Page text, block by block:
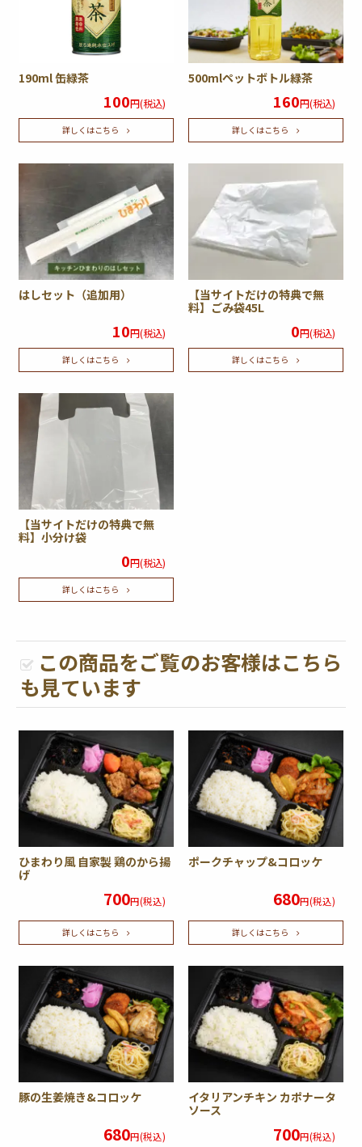
190ml 缶緑茶
100円(税込)
詳しくはこちら
500mlペットボトル緑茶
160円(税込)
詳しくはこちら
はしセット（追加用）
10円(税込)
詳しくはこちら
【当サイトだけの特典で無
料】ごみ袋45L
0円(税込)
詳しくはこちら
【当サイトだけの特典で無
料】小分け袋
0円(税込)
詳しくはこちら
この商品をご覧のお客様はこちら
も見ています
ひまわり風 自家製 鶏のから揚
げ
700円(税込)
詳しくはこちら
ポークチャップ&コロッケ
680円(税込)
詳しくはこちら
豚の生姜焼き&コロッケ
680円(税込)
イタリアンチキン カポナータ
ソース
700円(税込)